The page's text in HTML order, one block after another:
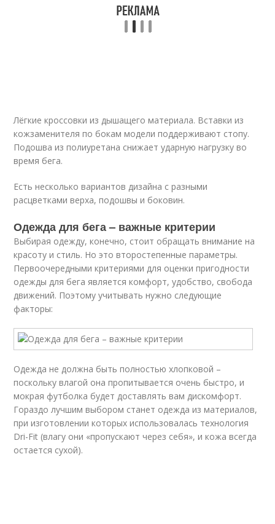
Лёгкие кроссовки из дышащего материала. Вставки из
кожзаменителя по бокам модели поддерживают стопу.
Подошва из полиуретана снижает ударную нагрузку во
время бега.
Есть несколько вариантов дизайна с разными
расцветками верха, подошвы и боковин.
Одежда для бега – важные критерии
Выбирая одежду, конечно, стоит обращать внимание на
красоту и стиль. Но это второстепенные параметры.
Первоочередными критериями для оценки пригодности
одежды для бега является комфорт, удобство, свобода
движений. Поэтому учитывать нужно следующие
факторы:
Одежда не должна быть полностью хлопковой –
поскольку влагой она пропитывается очень быстро, и
мокрая футболка будет доставлять вам дискомфорт.
Гораздо лучшим выбором станет одежда из материалов,
при изготовлении которых использовалась технология
Dri-Fit (влагу они «пропускают через себя», и кожа всегда
остается сухой).